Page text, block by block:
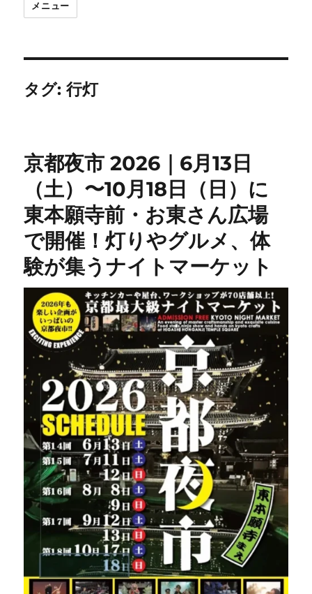
メニュー
タグ:行灯
京都夜市 2026｜6月13日
（土）〜10月18日（日）に
東本願寺前・お東さん広場
で開催！灯りやグルメ、体
験が集うナイトマーケット